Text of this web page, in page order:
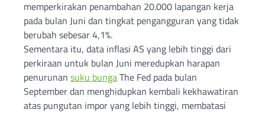
memperkirakan penambahan 20.000 lapangan kerja
pada bulan Juni dan tingkat pengangguran yang tidak
berubah sebesar 4,1%.
Sementara itu, data inflasi AS yang lebih tinggi dari
perkiraan untuk bulan Juni meredupkan harapan
penurunan suku bungaThe Fed pada bulan
September dan menghidupkan kembali kekhawatiran
atas pungutan impor yang lebih tinggi, membatasi